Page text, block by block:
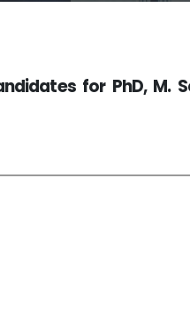
for PhD, M.